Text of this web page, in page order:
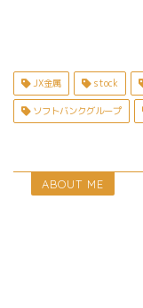
JX金属 stock
ソフトバンクグループ
ABOUT ME